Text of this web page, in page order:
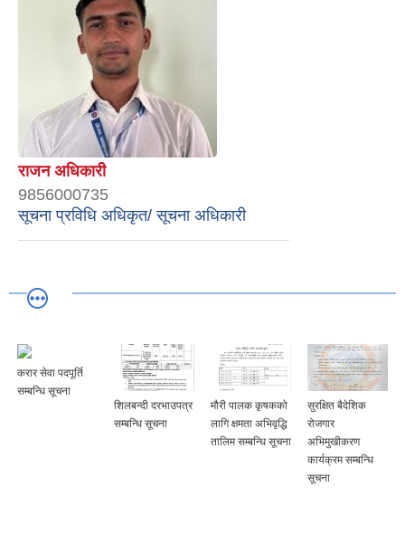
राजन अधिकारी
9856000735
सूचना प्रविधि अधिकृत/ सूचना अधिकारी
करार सेवा पदपूर्ति
सम्बन्धि सूचना
शिलबन्दी दरभाउपत्र
सम्बन्धि सूचना
मौरी पालक कृषकको
लागि क्षमता अभिवृद्धि
तालिम सम्बन्धि सूचना
सुरक्षित बैदेशिक
रोजगार
अभिमुखीकरण
कार्यक्रम सम्बन्धि
सूचना